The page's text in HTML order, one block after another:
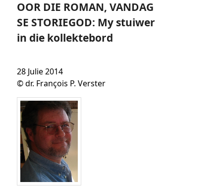
OOR DIE ROMAN, VANDAG
SE STORIEGOD: My stuiwer
in die kollektebord
28 Julie 2014
© dr. François P. Verster